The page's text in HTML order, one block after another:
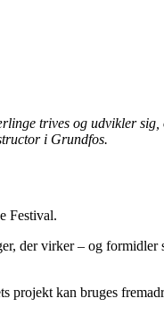
trives og udvikler sig,
i Grundfos.
Festival.
der virker – og formidler
projekt kan bruges